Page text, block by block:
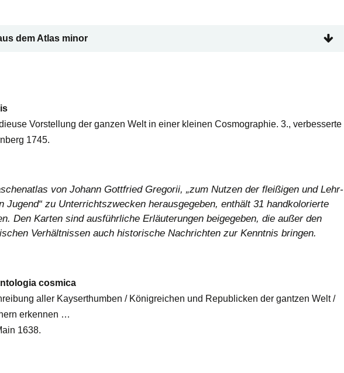
dem Atlas minor
Vorstellung der ganzen Welt in einer kleinen Cosmographie. 3., verbesserte
1745.
von Johann Gottfried Gregorii, „zum Nutzen der fleißigen und Lehr-
Jugend“ zu Unterrichtszwecken herausgegeben, enthält 31 handkolorierte
Den Karten sind ausführliche Erläuterungen beigegeben, die außer den
Verhältnissen auch historische Nachrichten zur Kenntnis bringen.
cosmica
aller Kayserthumben / Königreichen und Republicken der gantzen Welt /
erkennen …
1638.